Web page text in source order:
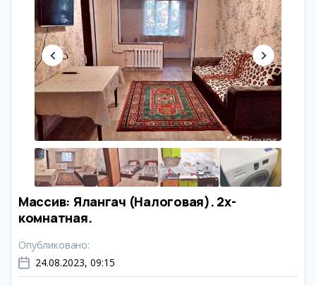
Массив: Ялангач (Налоговая). 2х-
комнатная.
Опубликовано:
24.08.2023, 09:15